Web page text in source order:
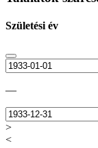
Születési év
—
>
<